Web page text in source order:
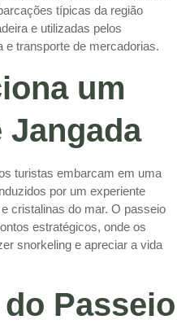
típicas da região
e utilizadas pelos
e transporte de mercadorias.
um
Jangada
turistas embarcam em uma
por um experiente
cristalinas do mar. O passeio
estratégicos, onde os
snorkeling e apreciar a vida
Passeio